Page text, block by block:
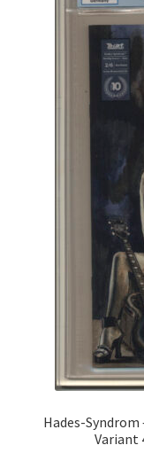
Hades-Syndrom
Variant